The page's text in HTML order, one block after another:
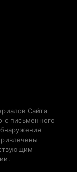
Сайта
с письменного